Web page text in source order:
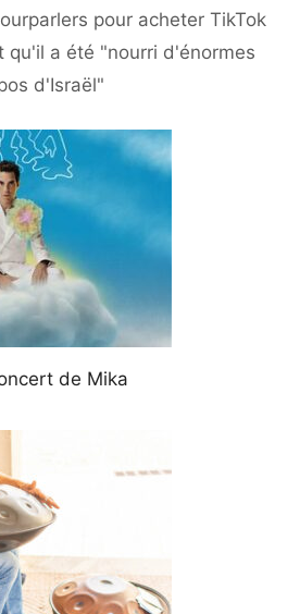
pour acheter TikTok
qu'il a été "nourri d'énormes
d'Israël"
de Mika